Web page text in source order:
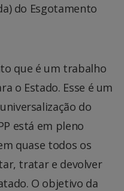
do Esgotamento
que é um trabalho
o Estado. Esse é um
do
está em pleno
quase todos os
tratar e devolver
O objetivo da